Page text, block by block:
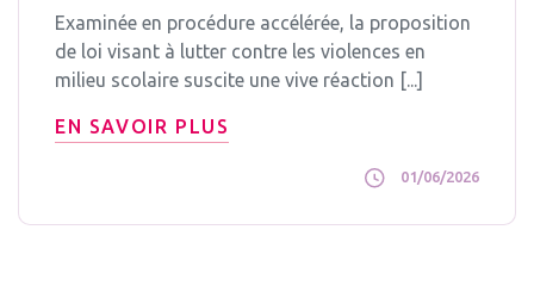
Examinée en procédure accélérée, la proposition
de loi visant à lutter contre les violences en
milieu scolaire suscite une vive réaction [...]
EN SAVOIR PLUS
01/06/2026